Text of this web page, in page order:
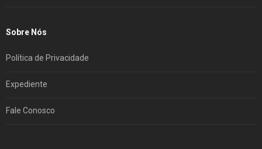
Sobre Nós
Política de Privacidade
Expediente
Fale Conosco